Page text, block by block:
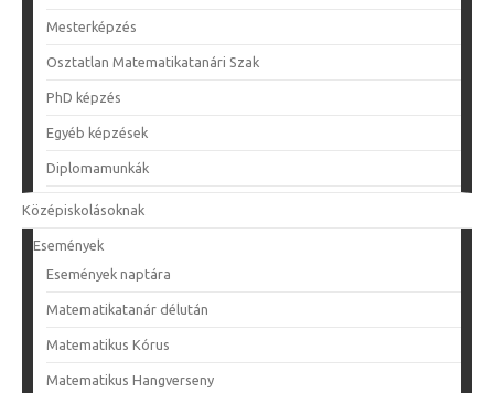
Mesterképzés
Osztatlan Matematikatanári Szak
PhD képzés
Egyéb képzések
Diplomamunkák
Középiskolásoknak
Események
Események naptára
Matematikatanár délután
Matematikus Kórus
Matematikus Hangverseny